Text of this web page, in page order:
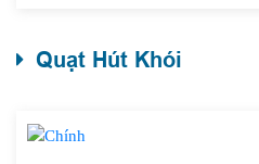
Quạt Hút Khói